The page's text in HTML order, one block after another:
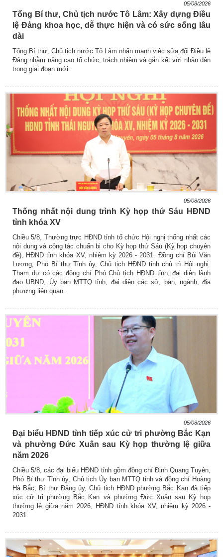
05/08/2026
Tổng Bí thư, Chủ tịch nước Tô Lâm: Xây dựng Điều
lệ Đảng khoa học, dễ thực hiện và có sức sống lâu
dài
Tổng Bí thư, Chủ tịch nước Tô Lâm nhấn mạnh việc sửa đổi Điều lệ
Đảng nhằm nâng cao tổ chức, trách nhiệm và gắn kết với nhân dân
trong giai đoạn mới.
05/08/2026
Thống nhất nội dung trình Kỳ họp thứ Sáu HĐND
tỉnh khóa XV
Chiều 5/8, Thường trực HĐND tỉnh tổ chức Hội nghị thống nhất các
nội dung và công tác chuẩn bị cho Kỳ họp thứ Sáu (Kỳ họp chuyên
đề), HĐND tỉnh khóa XV, nhiệm kỳ 2026 - 2031. Đồng chí Bùi Văn
Lương, Phó Bí thư Tỉnh ủy, Chủ tịch HĐND tỉnh chủ trì Hội nghị.
Tham dự có các đồng chí Phó Chủ tịch HĐND tỉnh; đại diện lãnh
đạo UBND, Ủy ban MTTQ tỉnh; đại diện các sở, ban, ngành, địa
phương liên quan.
05/08/2026
Đại biểu HĐND tỉnh tiếp xúc cử tri phường Bắc Kạn
và phường Đức Xuân sau Kỳ họp thường lệ giữa
năm 2026
Chiều 5/8, các đại biểu HĐND tỉnh gồm đồng chí Đinh Quang Tuyên,
Phó Bí thư Tỉnh ủy, Chủ tịch Ủy ban MTTQ tỉnh và đồng chí Hoàng
Hà Bắc, Bí thư Đảng ủy, Chủ tịch HĐND phường Bắc Kạn đã tiếp
xúc cử tri phường Bắc Kạn và phường Đức Xuân sau Kỳ họp
thường lệ giữa năm 2026, HĐND tỉnh khóa XV, nhiệm kỳ 2026 -
2031.